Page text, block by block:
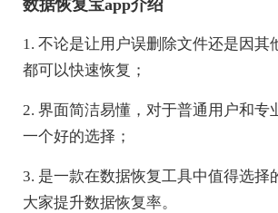
数据恢复宝app介绍
1. 不论是让用户误删除文件还是因其
都可以快速恢复；
2. 界面简洁易懂，对于普通用户和专
一个好的选择；
3. 是一款在数据恢复工具中值得选择
大家提升数据恢复率。